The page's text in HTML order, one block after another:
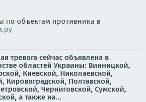
по объектам противника в
тревога сейчас объявлена в
областей Украины: Винницкой,
Киевской, Николаевской,
Кировоградской, Полтавской,
Черниговской, Сумской,
а также на...